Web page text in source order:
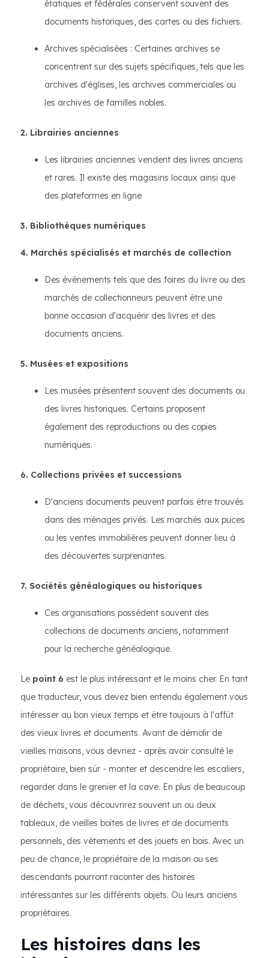
étatiques et fédérales conservent souvent des
documents historiques, des cartes ou des fichiers.
Archives spécialisées : Certaines archives se
concentrent sur des sujets spécifiques, tels que les
archives d'églises, les archives commerciales ou
les archives de familles nobles.
2. Librairies anciennes
Les librairies anciennes vendent des livres anciens
et rares. Il existe des magasins locaux ainsi que
des plateformes en ligne
3. Bibliothèques numériques
4. Marchés spécialisés et marchés de collection
Des événements tels que des foires du livre ou des
marchés de collectionneurs peuvent être une
bonne occasion d'acquérir des livres et des
documents anciens.
5. Musées et expositions
Les musées présentent souvent des documents ou
des livres historiques. Certains proposent
également des reproductions ou des copies
numériques.
6. Collections privées et successions
D'anciens documents peuvent parfois être trouvés
dans des ménages privés. Les marchés aux puces
ou les ventes immobilières peuvent donner lieu à
des découvertes surprenantes.
7. Sociétés généalogiques ou historiques
Ces organisations possèdent souvent des
collections de documents anciens, notamment
pour la recherche généalogique.
Le point 6 est le plus intéressant et le moins cher. En tant
que traducteur, vous devez bien entendu également vous
intéresser au bon vieux temps et être toujours à l'affût
des vieux livres et documents. Avant de démolir de
vieilles maisons, vous devriez - après avoir consulté le
propriétaire, bien sûr - monter et descendre les escaliers,
regarder dans le grenier et la cave. En plus de beaucoup
de déchets, vous découvrirez souvent un ou deux
tableaux, de vieilles boîtes de livres et de documents
personnels, des vêtements et des jouets en bois. Avec un
peu de chance, le propriétaire de la maison ou ses
descendants pourront raconter des histoires
intéressantes sur les différents objets. Ou leurs anciens
propriétaires.
Les histoires dans les